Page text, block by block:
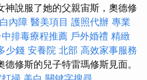
神說服了她的父親宙斯，奧德修
白內障 醫美項目 護照代辦 專業
中排毒療程推薦 戶外婚禮 精緻
少錢 安養院 北部 高效家事服務
修斯的兒子特雷瑪修斯見面。